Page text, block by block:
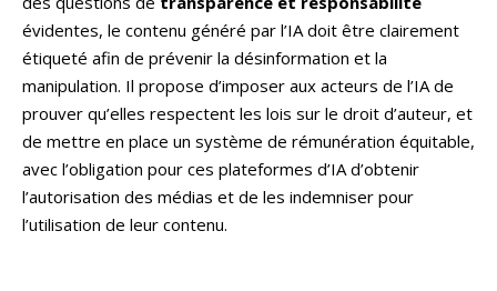
évidentes, le contenu généré par l’IA doit être clairement
étiqueté afin de prévenir la désinformation et la
manipulation. Il propose d’imposer aux acteurs de l’IA de
prouver qu’elles respectent les lois sur le droit d’auteur, et
de mettre en place un système de rémunération équitable,
avec l’obligation pour ces plateformes d’IA d’obtenir
l’autorisation des médias et de les indemniser pour
l’utilisation de leur contenu.